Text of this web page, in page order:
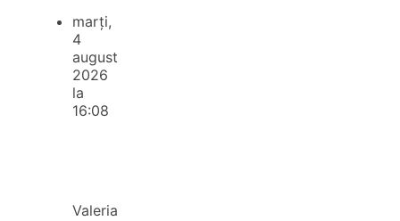
marți,
4
august
2026
la
16:08
Valeria